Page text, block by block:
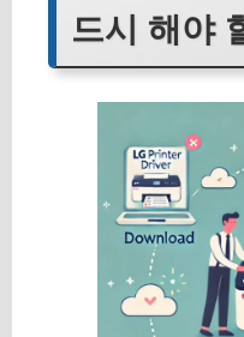
드시 해야